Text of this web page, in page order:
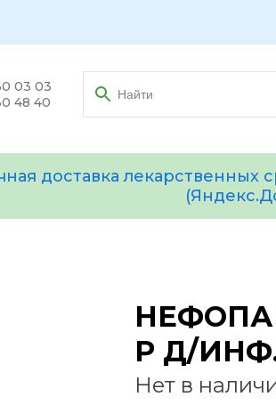
03 03
48 40
доставка лекарственных
Р Д/
Нет в